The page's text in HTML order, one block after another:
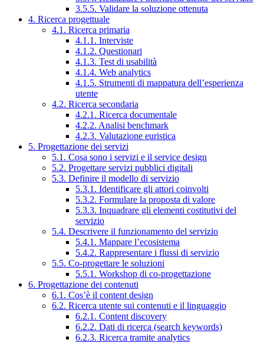
3.5.5. Validare la soluzione ottenuta
4. Ricerca progettuale
4.1. Ricerca primaria
4.1.1. Interviste
4.1.2. Questionari
4.1.3. Test di usabilità
4.1.4. Web analytics
4.1.5. Strumenti di mappatura dell’esperienza
utente
4.2. Ricerca secondaria
4.2.1. Ricerca documentale
4.2.2. Analisi benchmark
4.2.3. Valutazione euristica
5. Progettazione dei servizi
5.1. Cosa sono i servizi e il service design
5.2. Progettare servizi pubblici digitali
5.3. Definire il modello di servizio
5.3.1. Identificare gli attori coinvolti
5.3.2. Formulare la proposta di valore
5.3.3. Inquadrare gli elementi costitutivi del
servizio
5.4. Descrivere il funzionamento del servizio
5.4.1. Mappare l’ecosistema
5.4.2. Rappresentare i flussi di servizio
5.5. Co-progettare le soluzioni
5.5.1. Workshop di co-progettazione
6. Progettazione dei contenuti
6.1. Cos’è il content design
6.2. Ricerca utente sui contenuti e il linguaggio
6.2.1. Content discovery
6.2.2. Dati di ricerca (search keywords)
6.2.3. Ricerca tramite analytics